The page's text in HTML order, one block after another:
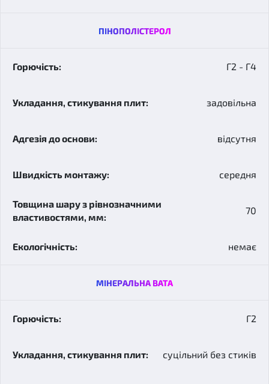
ПІНОПОЛІСТЕРОЛ
Г2 - Г4
задовільна
відсутня
середня
70
немає
МІНЕРАЛЬНА ВАТА
Г2
суцільний без стиків